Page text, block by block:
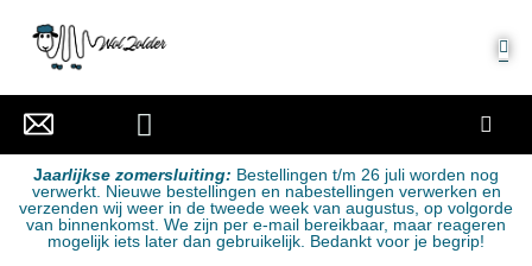
Jaarlijkse zomersluiting: Bestellingen t/m 26 juli worden nog
verwerkt. Nieuwe bestellingen en nabestellingen verwerken en
verzenden wij weer in de tweede week van augustus, op volgorde
van binnenkomst. We zijn per e-mail bereikbaar, maar reageren
mogelijk iets later dan gebruikelijk. Bedankt voor je begrip!